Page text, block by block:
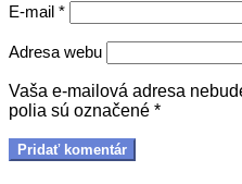
E-mail *
Adresa webu
Vaša e-mailová adresa
polia sú označené *